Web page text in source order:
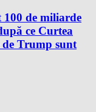
de miliarde
ce Curtea
de Trump sunt